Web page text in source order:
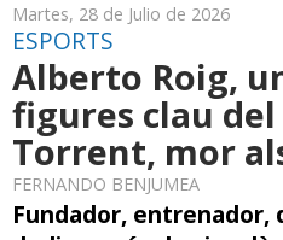
Martes, 28 de Julio de 2026
ESPORTS
Alberto Roig,
figures clau
Torrent, mor
FERNANDO BENJUMEA
Fundador, entrenador,